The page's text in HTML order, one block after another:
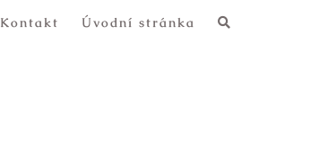
Kontakt Úvodní stránka